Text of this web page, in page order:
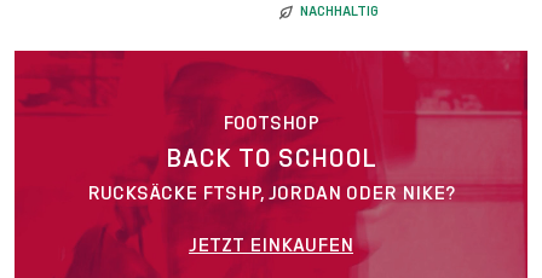
NACHHALTIG
FOOTSHOP
BACK TO SCHOOL
RUCKSÄCKE FTSHP, JORDAN ODER NIKE?
JETZT EINKAUFEN